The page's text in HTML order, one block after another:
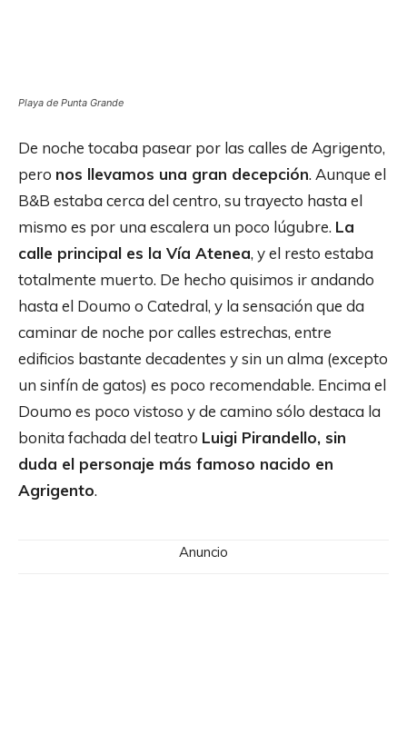
Playa de Punta Grande
De noche tocaba pasear por las calles de Agrigento,
pero nos llevamos una gran decepción. Aunque el
B&B estaba cerca del centro, su trayecto hasta el
mismo es por una escalera un poco lúgubre. La
calle principal es la Vía Atenea, y el resto estaba
totalmente muerto. De hecho quisimos ir andando
hasta el Doumo o Catedral, y la sensación que da
caminar de noche por calles estrechas, entre
edificios bastante decadentes y sin un alma (excepto
un sinfín de gatos) es poco recomendable. Encima el
Doumo es poco vistoso y de camino sólo destaca la
bonita fachada del teatro Luigi Pirandello, sin
duda el personaje más famoso nacido en
Agrigento.
Anuncio